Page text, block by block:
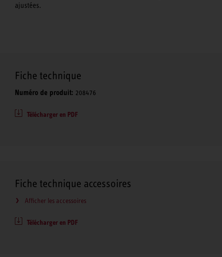
ajustées.
Fiche technique
Numéro de produit: 208476
Télécharger en PDF
Fiche technique accessoires
Afficher les accessoires
Télécharger en PDF